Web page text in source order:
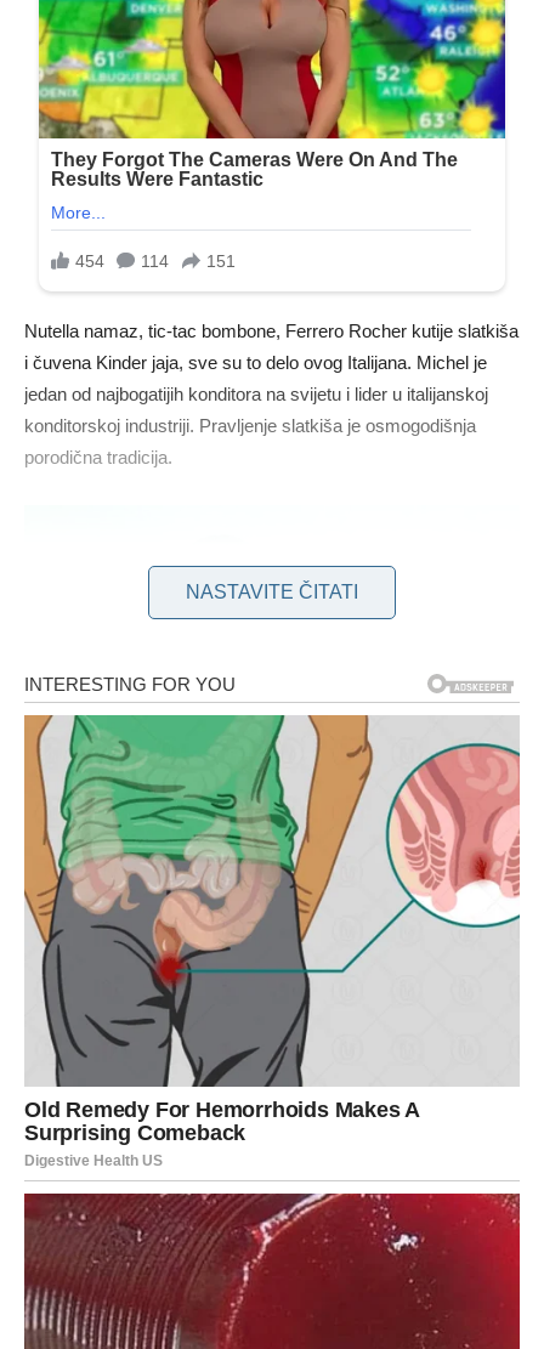
Nutella namaz, tic-tac bombone, Ferrero Rocher kutije slatkiša
i čuvena Kinder jaja, sve su to delo ovog Italijana. Michel je
jedan od najbogatijih konditora na svijetu i lider u italijanskoj
konditorskoj industriji. Pravljenje slatkiša je osmogodišnja
porodična tradicija.
Ova tradicija se prenosi već tri generacije, a sve je počelo
istorijom i pričama o čuvenoj porodici Ferrero, koja je izgradila
pravo carstvo čuda i slasti još od 1946. godine. Istorija
“Ferrero Group” je priča o upornosti i uspehu tri generacije.
Braća Pietro Ferrero i Giovanni Ferrero zajedno su kreirali
brend proizvoda Ferrero u maloj porodičnoj poslastičarnici.
Pietro je bio promotor inovacija i kreativnosti, koje je kasnije
prenio na svog sina Michelea Ferrera.
NASTAVITE ČITATI